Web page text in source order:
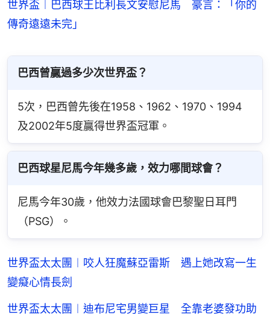
世界盃︱巴西球王比利長文安慰尼馬 豪言：「你的
傳奇遠遠未完」
巴西曾贏過多少次世界盃？
5次，巴西曾先後在1958、1962、1970、1994
及2002年5度贏得世界盃冠軍。
巴西球星尼馬今年幾多歲，效力哪間球會？
尼馬今年30歲，他效力法國球會巴黎聖日耳門
（PSG）。
世界盃太太團︱咬人狂魔蘇亞雷斯 遇上她改寫一生
變癡心情長劍
世界盃太太團︱迪布尼宅男變巨星 全靠老婆發功助